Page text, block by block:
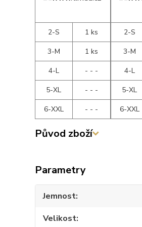
2-S
1 ks
3-M
1 ks
4-L
- - -
5-XL
- - -
6-XXL
- - -
2-S
3-M
4-L
5-XL
6-XXL
Původ zboží
Parametry
Jemnost
Velikost